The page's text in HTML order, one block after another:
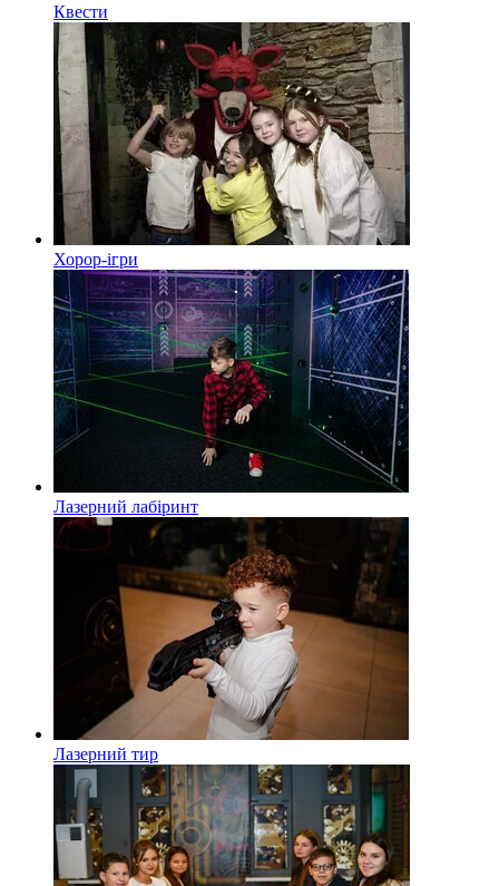
Квести
Хорор-ігри
Лазерний лабіринт
Лазерний тир